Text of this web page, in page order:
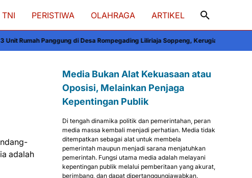
TNI PERISTIWA OLAHRAGA ARTIKEL
di Desa Rompegading Liliriaja Soppeng, Kerugian Capai Rp300 Juta
adalah
Media Bukan Alat Kekuasaan atau
Oposisi, Melainkan Penjaga
Kepentingan Publik
Di tengah dinamika politik dan pemerintahan, peran
media massa kembali menjadi perhatian. Media tidak
ditempatkan sebagai alat untuk membela
pemerintah maupun menjadi sarana menjatuhkan
pemerintah. Fungsi utama media adalah melayani
kepentingan publik melalui pemberitaan yang akurat,
berimbang, dan dapat dipertanggungjawabkan.